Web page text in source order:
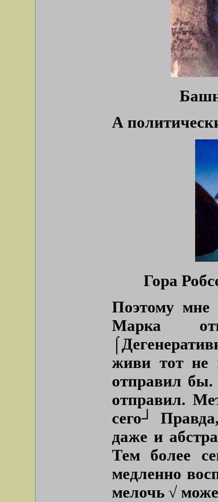
А
Гора
Поэтому мне
Марка
живи тот не
отправил
отправил.
сего┘
даже и
Тем более
медленно
мелочь √